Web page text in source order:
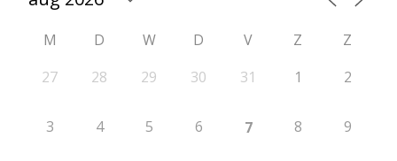
M D W D V Z
Z
27
28 29 30 31 1 2
3 4 5 6 7 8 9